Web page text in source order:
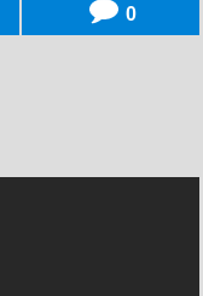
0